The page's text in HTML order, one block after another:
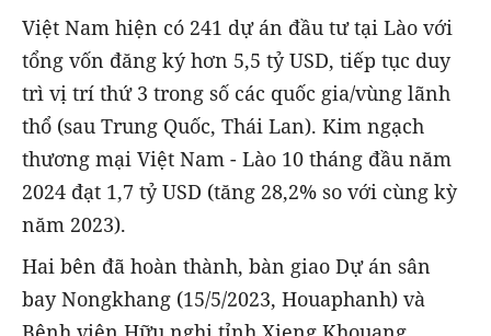
Việt Nam hiện có 241 dự án đầu tư tại Lào với
tổng vốn đăng ký hơn 5,5 tỷ USD, tiếp tục duy
trì vị trí thứ 3 trong số các quốc gia/vùng lãnh
thổ (sau Trung Quốc, Thái Lan). Kim ngạch
thương mại Việt Nam - Lào 10 tháng đầu năm
2024 đạt 1,7 tỷ USD (tăng 28,2% so với cùng kỳ
năm 2023).
Hai bên đã hoàn thành, bàn giao Dự án sân
bay Nongkhang (15/5/2023, Houaphanh) và